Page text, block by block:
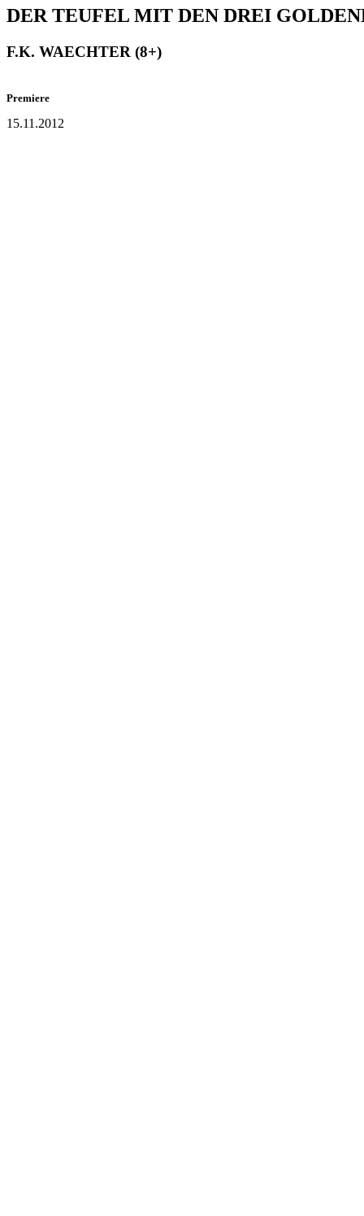
DER TEUFEL MIT DEN DREI
F.K. WAECHTER (8+)
Premiere
15.11.2012